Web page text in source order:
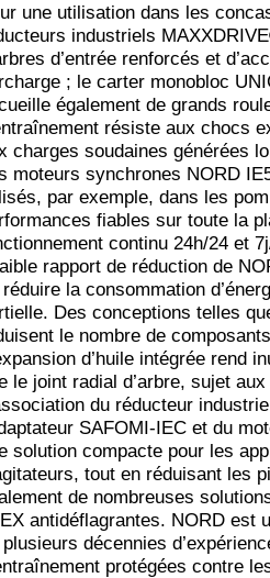
une utilisation dans les
industriels
d’entrée renforcés et
; le carter monobloc
également de grands
résiste aux chocs
charges soudaines générées
moteurs synchrones NORD
par exemple, dans les
fiables sur toute la
continu 24h/24 et
rapport de réduction de
la consommation
Des conceptions telles
le nombre de
d’huile intégrée rend
le joint radial d’arbre, sujet
du réducteur
SAFOMI-IEC et du
solution compacte pour les
tout en réduisant les
de nombreuses
antidéflagrantes. NORD est
décennies
protégées contre